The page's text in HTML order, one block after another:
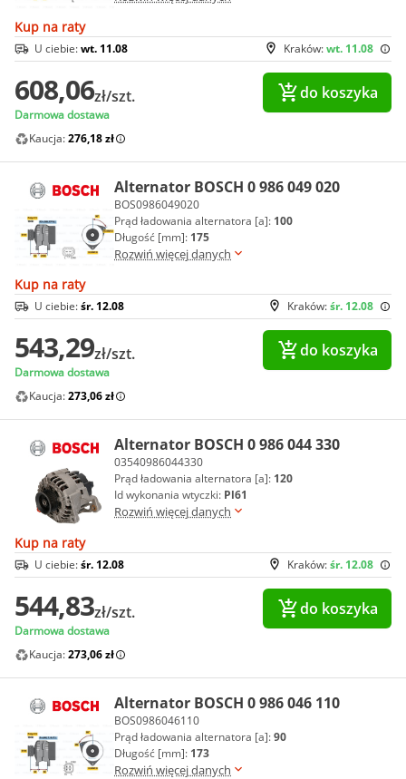
Kup na raty
Kraków:wt. 11.08
U ciebie:wt. 11.08
608,06zł/szt.
Darmowa dostawa
do koszyka
Kaucja:276,18 zł
Alternator BOSCH 0 986 049 020
BOS0986049020
Prąd ładowania alternatora [a]: 100
Długość [mm]: 175
Rozwiń więcej danych
Kup na raty
Kraków:śr. 12.08
U ciebie:śr. 12.08
543,29zł/szt.
Darmowa dostawa
do koszyka
Kaucja:273,06 zł
Alternator BOSCH 0 986 044 330
03540986044330
Prąd ładowania alternatora [a]: 120
Id wykonania wtyczki: Pl61
Rozwiń więcej danych
Kup na raty
Kraków:śr. 12.08
U ciebie:śr. 12.08
544,83zł/szt.
Darmowa dostawa
do koszyka
Kaucja:273,06 zł
Alternator BOSCH 0 986 046 110
BOS0986046110
Prąd ładowania alternatora [a]:90
Długość [mm]: 173
Rozwiń więcej danych